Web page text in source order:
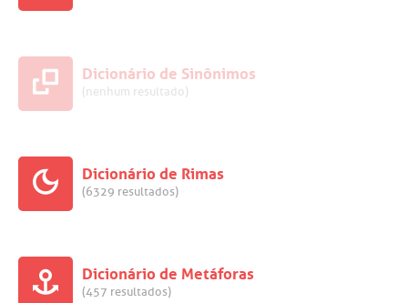
Dicionário de Sinônimos
(nenhum resultado)
Dicionário de Rimas
(6329 resultados)
Dicionário de Metáforas
(457 resultados)